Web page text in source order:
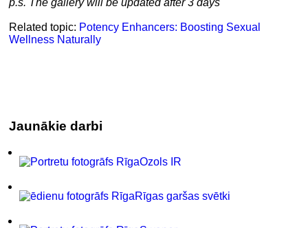
p.s. The gallery will be updated after 3 days
Related topic: Potency Enhancers: Boosting Sexual
Wellness Naturally
Jaunākie darbi
Ozols IR
Rīgas garšas svētki